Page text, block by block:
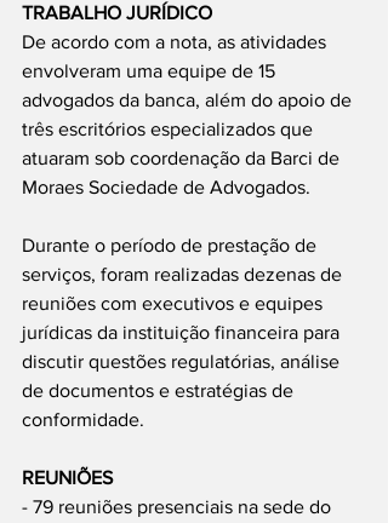
TRABALHO JURÍDICO
De acordo com a nota, as atividades
envolveram uma equipe de 15
advogados da banca, além do apoio de
três escritórios especializados que
atuaram sob coordenação da Barci de
Moraes Sociedade de Advogados.
Durante o período de prestação de
serviços, foram realizadas dezenas de
reuniões com executivos e equipes
jurídicas da instituição financeira para
discutir questões regulatórias, análise
de documentos e estratégias de
conformidade.
REUNIÕES
- 79 reuniões presenciais na sede do